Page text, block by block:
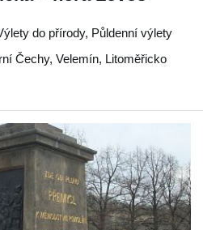
do přírody, Půldenní výlety
Čechy, Velemín, Litoměřicko